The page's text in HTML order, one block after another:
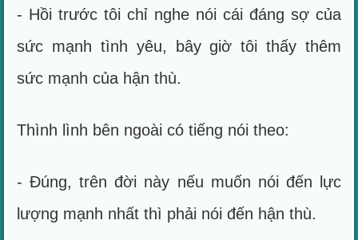
- Hồi trước tôi chỉ nghe nói cái đáng sợ của
sức mạnh tình yêu, bây giờ tôi thấy thêm
sức mạnh của hận thù.
Thình lình bên ngoài có tiếng nói theo:
- Đúng, trên đời này nếu muốn nói đến lực
lượng mạnh nhất thì phải nói đến hận thù.